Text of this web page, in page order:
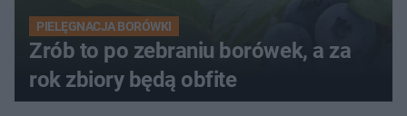
PIELĘGNACJA BORÓWKI
Zrób to po zebraniu borówek, a za
rok zbiory będą obfite